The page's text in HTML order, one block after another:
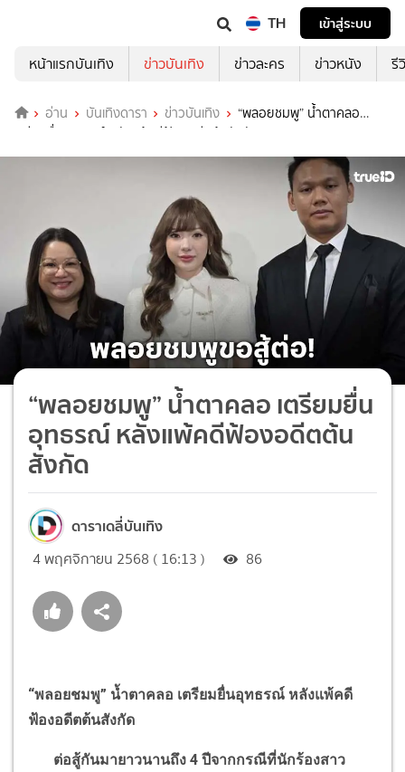
TH
เข้าสู่ระบบ
หน้าแรกบันเทิง
ข่าวบันเทิง ข่าวละคร ข่าวหนัง รี
อ่าน บันเทิงดารา ข่าวบันเทิง
“พลอยชมพู” น้ำตาคลอ
เตรียมยื่นอุทธรณ์ หลังแพ้คดีฟ้องอดีตต้นสังกัด
“พลอยชมพู” น้ำตาคลอ เตรียมยื่น
อุทธรณ์ หลังแพ้คดีฟ้องอดีตต้น
สังกัด
ดาราเดลี่บันเทิง
4 พฤศจิกายน 2568 ( 16:13 ) 86
“พลอยชมพู” น้ำตาคลอ เตรียมยื่นอุทธรณ์ หลังแพ้คดี
ฟ้องอดีตต้นสังกัด
ต่อสู้กันมายาวนานถึง 4 ปีจากกรณีที่นักร้องสาว